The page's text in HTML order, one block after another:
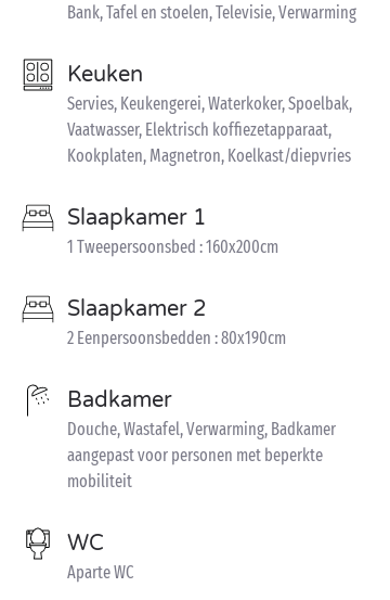
Bank, Tafel en stoelen, Televisie, Verwarming
Keuken
Servies, Keukengerei, Waterkoker, Spoelbak,
Vaatwasser, Elektrisch koffiezetapparaat,
Kookplaten, Magnetron, Koelkast/diepvries
Slaapkamer 1
1 Tweepersoonsbed : 160x200cm
Slaapkamer 2
2 Eenpersoonsbedden : 80x190cm
Badkamer
Douche, Wastafel, Verwarming, Badkamer
aangepast voor personen met beperkte
mobiliteit
WC
Aparte WC